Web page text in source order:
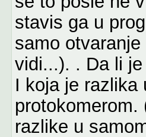
stavis ga u
samo
vidi...). . Da li
I koja je razlika
razlike u